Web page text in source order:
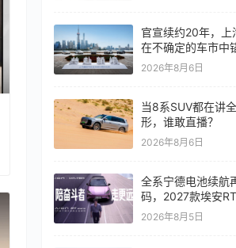
官宣续约20年，上
在不确定的车市中
定未来
2026年8月6日
当8系SUV都在讲
形，谁敢直播？
2026年8月6日
全系宁德电池续航
码，2027款埃安
10万区间
2026年8月5日